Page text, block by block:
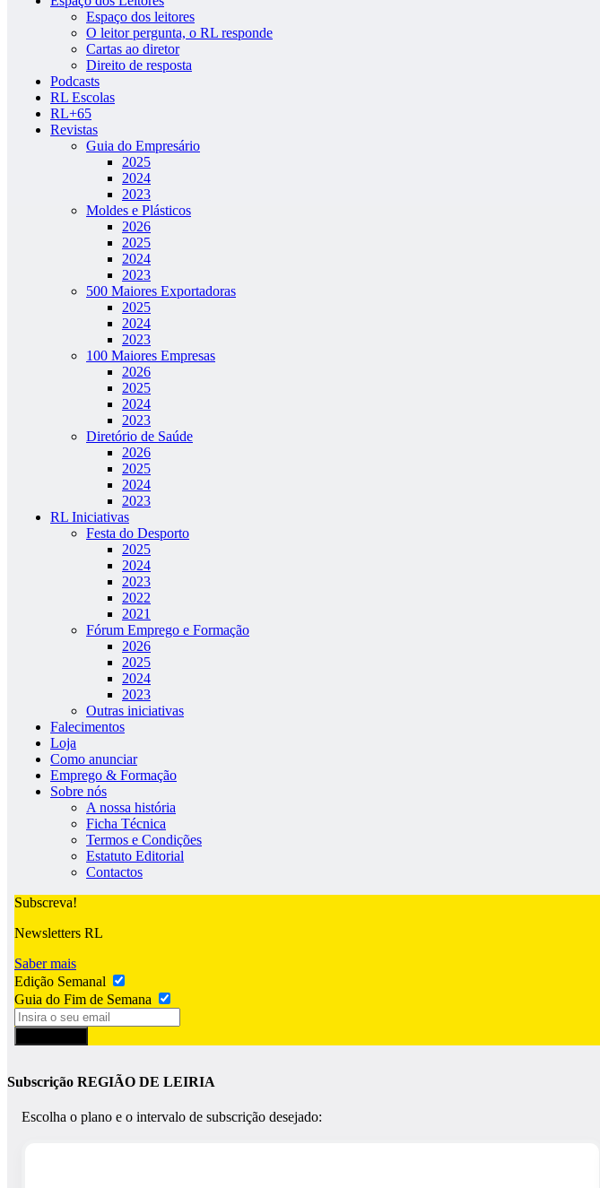
Espaço dos leitores
O leitor pergunta, o RL responde
Cartas ao diretor
Direito de resposta
Podcasts
RL Escolas
RL+65
Revistas
Guia do Empresário
2025
2024
2023
Moldes e Plásticos
2026
2025
2024
2023
500 Maiores Exportadoras
2025
2024
2023
100 Maiores Empresas
2026
2025
2024
2023
Diretório de Saúde
2026
2025
2024
2023
RL Iniciativas
Festa do Desporto
2025
2024
2023
2022
2021
Fórum Emprego e Formação
2026
2025
2024
2023
Outras iniciativas
Falecimentos
Loja
Como anunciar
Emprego & Formação
Sobre nós
A nossa história
Ficha Técnica
Termos e Condições
Estatuto Editorial
Contactos
Subscreva!
Newsletters RL
Saber mais
Edição Semanal
Guia do Fim de Semana
Subscrição REGIÃO DE LEIRIA
Escolha o plano e o intervalo de subscrição desejado: